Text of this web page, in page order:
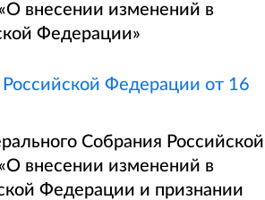
внесении изменений в
Федерации»
Федерации от 16
Собрания Российской
внесении изменений в
Федерации и признании